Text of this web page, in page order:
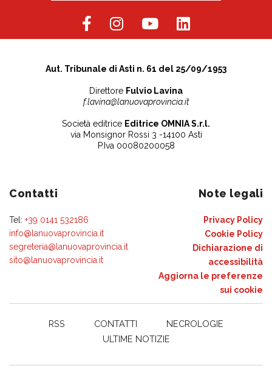
Aut. Tribunale di Asti n. 61 del 25/09/1953
Direttore Fulvio Lavina
f.lavina@lanuovaprovincia.it
Società editrice Editrice OMNIA S.r.l.
via Monsignor Rossi 3 -14100 Asti
P.Iva 00080200058
Contatti
Tel: +39 0141 532186
info@lanuovaprovincia.it
segreteria@lanuovaprovincia.it
sito@lanuovaprovincia.it
Note legali
Privacy Policy
Cookie Policy
Dichiarazione di
accessibilità
Aggiorna le preferenze
sui cookie
RSS CONTATTI
NECROLOGIE
ULTIME NOTIZIE